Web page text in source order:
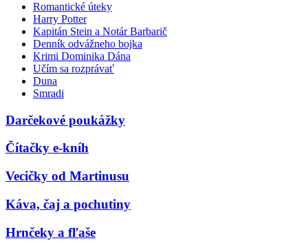
Romantické úteky
Harry Potter
Kapitán Stein a Notár Barbarič
Denník odvážneho bojka
Krimi Dominika Dána
Učím sa rozprávať
Duna
Smradi
Darčekové poukážky
Čítačky e-kníh
Vecičky od Martinusu
Káva, čaj a pochutiny
Hrnčeky a fľaše